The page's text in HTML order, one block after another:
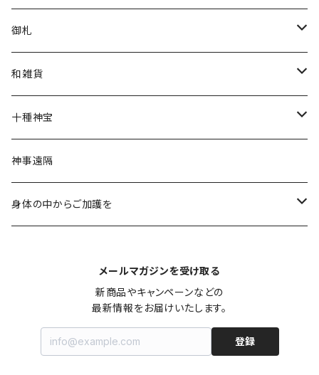
厄除守り
星守り
幸福守り
月神守り
特別奉製／限定授与
白い茅の輪守り
月長石
チャリティー
花神
限定
清め水
御札
金神封じ札
和雑貨
文香
干支縁起物
福うま
神社チャリティー
十種神宝
護符
神事遠隔
身体の中からご加護を
メールマガジンを受け取る
新商品やキャンペーンなどの
最新情報をお届けいたします。
登録